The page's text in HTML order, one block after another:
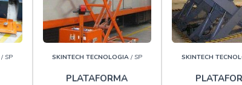
/ SP SKINTECH TECNOLOGIA/ SP
PLATAFORMA
SKINTECH